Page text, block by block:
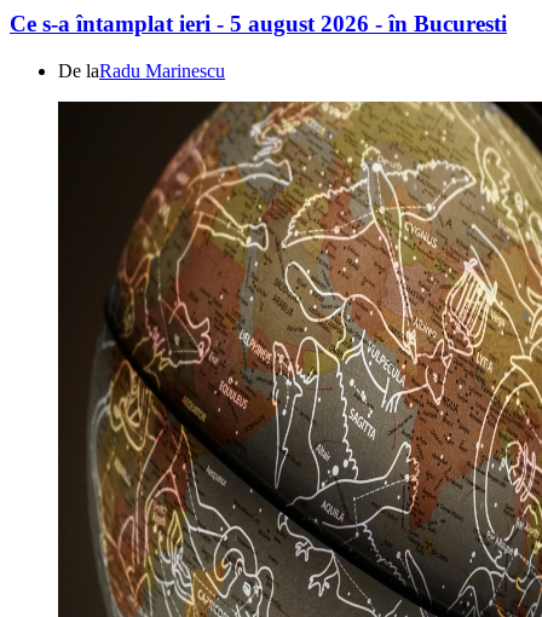
Ce s-a întamplat ieri - 5 august 2026 - în Bucuresti
De laRadu Marinescu